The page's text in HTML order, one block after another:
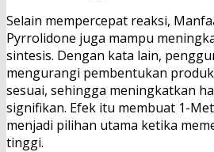
Selain mempercepat reaksi,
Pyrrolidone juga mampu
sintesis. Dengan kata lain,
mengurangi pembentukan
sesuai, sehingga meningkatkan
signifikan. Efek itu membuat 1-
menjadi pilihan utama ketika
tinggi.